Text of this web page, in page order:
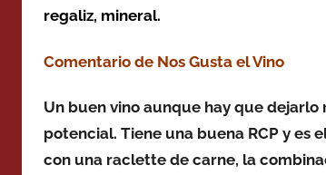
regaliz, mineral.
Comentario de Nos Gusta el Vino
Un buen vino aunque hay que
potencial. Tiene una buena RCP y
con una raclette de carne, la